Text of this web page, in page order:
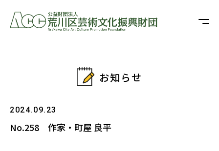
お知らせ
2024.09.23
No.258 作家・町屋 良平